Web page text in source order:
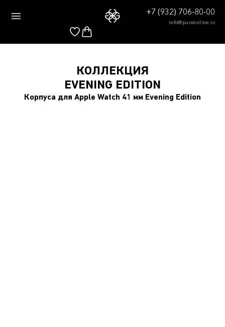
+7 (932) 706-80-00
info@pureonline.io
КОЛЛЕКЦИЯ
EVENING EDITION
Корпуса для Apple Watch 41 мм Evening Edition